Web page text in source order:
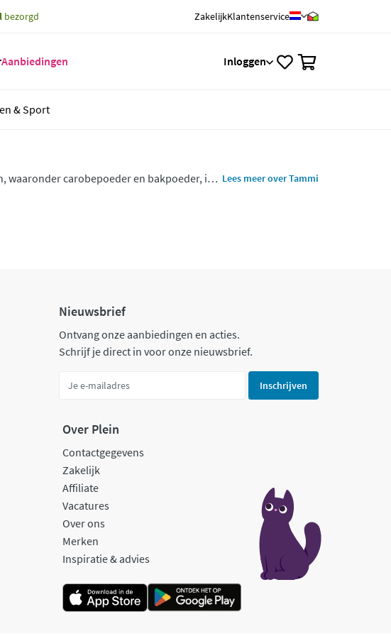
bezorgd ZakelijkKlantenservice
Aanbiedingen Inloggen
& Sport
waaronder carobepoeder en bakpoeder, in
Lees meer over Tammi
Nieuwsbrief
Ontvang onze aanbiedingen en acties.
Schrijf je direct in voor onze nieuwsbrief.
Inschrijven
Over Plein
Contactgegevens
Zakelijk
Affiliate
Vacatures
Over ons
Merken
Inspiratie & advies